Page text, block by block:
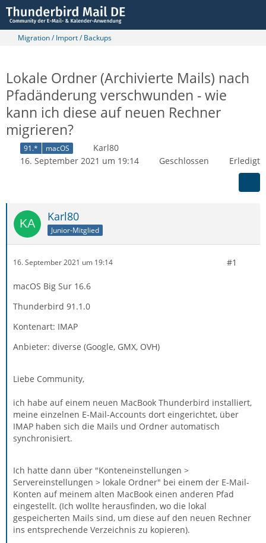
Migration / Import / Backups
Lokale Ordner (Archivierte Mails) nach
Pfadänderung verschwunden - wie
kann ich diese auf neuen Rechner
migrieren?
91.* macOS
Karl80
16. September 2021 um 19:14
Geschlossen Erledigt
Karl80
Junior-Mitglied
16. September 2021 um 19:14 #1
macOS Big Sur 16.6
Thunderbird 91.1.0
Kontenart: IMAP
Anbieter: diverse (Google, GMX, OVH)
Liebe Community,
ich habe auf einem neuen MacBook Thunderbird installiert,
meine einzelnen E-Mail-Accounts dort eingerichtet, über
IMAP haben sich die Mails und Ordner automatisch
synchronisiert.
Ich hatte dann über "Konteneinstellungen >
Servereinstellungen > lokale Ordner" bei einem der E-Mail-
Konten auf meinem alten MacBook einen anderen Pfad
eingestellt. (Ich wollte herausfinden, wo die lokal
gespeicherten Mails sind, um diese auf den neuen Rechner
ins entsprechende Verzeichnis zu kopieren).